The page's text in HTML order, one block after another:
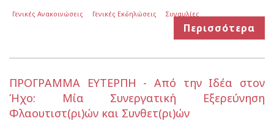
Γενικές Ανακοινώσεις Γενικές Εκδηλώσεις Συναυλίες
Περισσότερα
ΠΡΟΓΡΑΜΜΑ ΕΥΤΕΡΠΗ - Από την Ιδέα στον
Ήχο: Μία Συνεργατική Εξερεύνηση
Φλαουτιστ(ρι)ών και Συνθετ(ρι)ών